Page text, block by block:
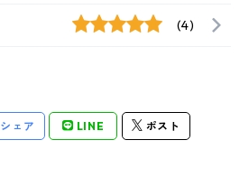
(4)
シェア LINE ポスト